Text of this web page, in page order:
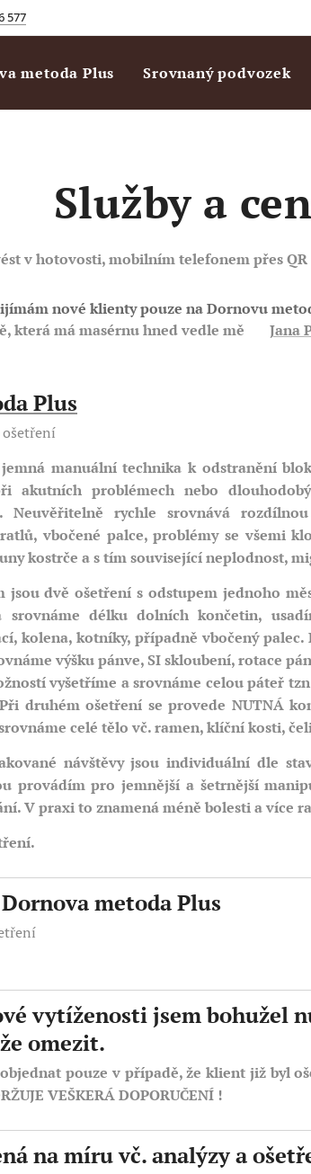
577
metoda Plus Srovnaný podvozek
Služby a
v hotovosti, mobilním telefonem přes
nové klienty pouze na Dornovu
která má masérnu hned vedle mě 🙂
Jana
Plus
ošetření
manuální technika k odstranění
akutních problémech nebo
Neuvěřitelně rychle srovnává
vbočené palce, problémy se všemi
kostrče a s tím související neplodnost,
jsou dvě ošetření s odstupem jednoho
srovnáme délku dolních končetin,
kolena, kotníky, případně vbočený palec.
výšku pánve, SI skloubení, rotace
vyšetříme a srovnáme celou páteř
Při druhém ošetření se provede NUTNÁ
celé tělo vč. ramen, klíční kosti,
návštěvy jsou individuální dle
provádím pro jemnější a šetrnější
V praxi to znamená méně bolesti a více
metoda Plus
vytíženosti jsem bohužel
omezit.
pouze v případě, že klient již byl
VEŠKERÁ DOPORUČENÍ !
na míru vč. analýzy a